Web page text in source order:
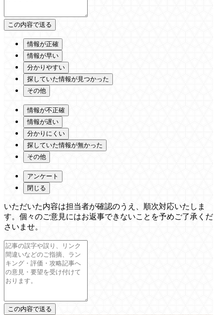
情報が正確
情報が早い
分かりやすい
探していた情報が見つかった
その他
情報が不正確
情報が遅い
分かりにくい
探していた情報が無かった
その他
アンケート
閉じる
いただいた内容は担当者が確認のうえ、順次対応いたしま
す。個々のご意見にはお返事できないことを予めご了承くだ
さいませ。